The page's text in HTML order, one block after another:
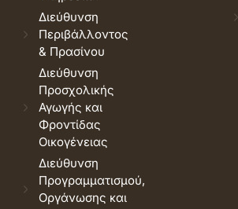
Διεύθυνση
Περιβάλλοντος
& Πρασίνου
Διεύθυνση
Προσχολικής
Αγωγής και
Φροντίδας
Οικογένειας
Διεύθυνση
Προγραμματισμού,
Οργάνωσης και